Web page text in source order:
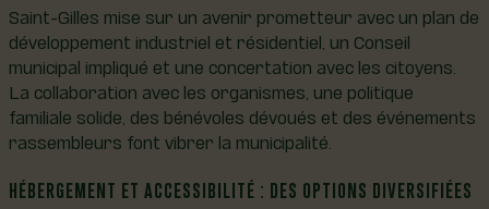
Saint-Gilles mise sur un avenir prometteur avec un plan de
développement industriel et résidentiel, un Conseil
municipal impliqué et une concertation avec les citoyens.
La collaboration avec les organismes, une politique
familiale solide, des bénévoles dévoués et des événements
rassembleurs font vibrer la municipalité.
HÉBERGEMENT ET ACCESSIBILITÉ : DES OPTIONS DIVERSIFIÉES